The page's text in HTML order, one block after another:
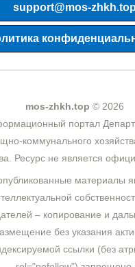
support@mos-
mos-zhkh.top © 2026
портал
коммунального
Ресурс не является
материалы
– копирование и
без указания
ссылки (без